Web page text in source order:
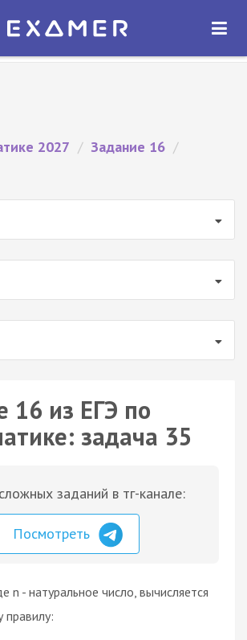
— ЕГЭ 2027
ОТКРЫТЬ
2027 / Задание 16 /
16 из ЕГЭ по
задача 35
заданий в тг-канале:
Посмотреть
n - натуральное число, вычисляется